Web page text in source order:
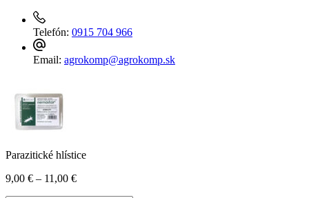
Telefón: 0915 704 966
Email: agrokomp@agrokomp.sk
Parazitické hlístice
9,00 € – 11,00 €Price